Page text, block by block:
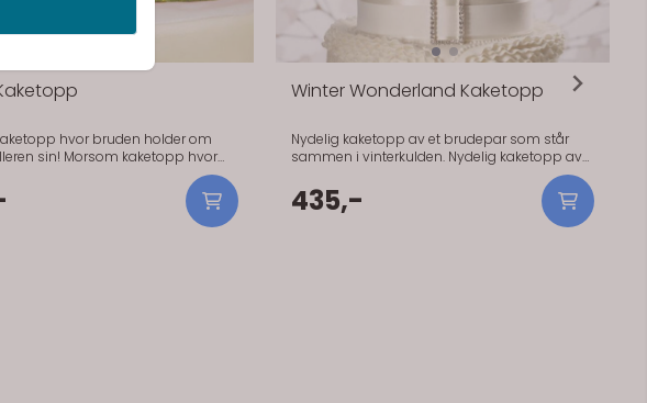
hvor bruden holder om
kaketopp hvor
om fotballspilleren sin! Denne
er fra vår eksklusive serie med
Winter Wonderland Kaketopp
Nydelig kaketopp av et brudepar som står
sammen i vinterkulden. Nydelig kaketopp av
et brudepar som står sammen i vinterkulden.
Passer perfekt til vinterbryllup! Denne
kaketoppen er fra vår eksklusive serie med
435,-